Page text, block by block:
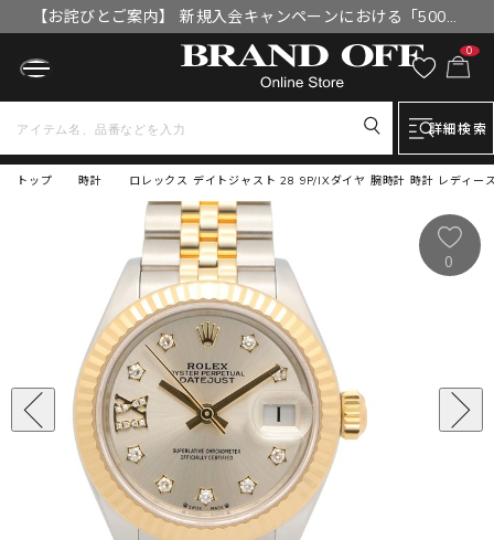
【お詫びとご案内】 新規入会キャンペーンにおける「500円
OFFクーポン」付与漏れと補填について
0
詳細検索
トップ ロレックス デイトジャスト 28 9P/IXダイヤ 腕時計 時計 レディー
時計
0